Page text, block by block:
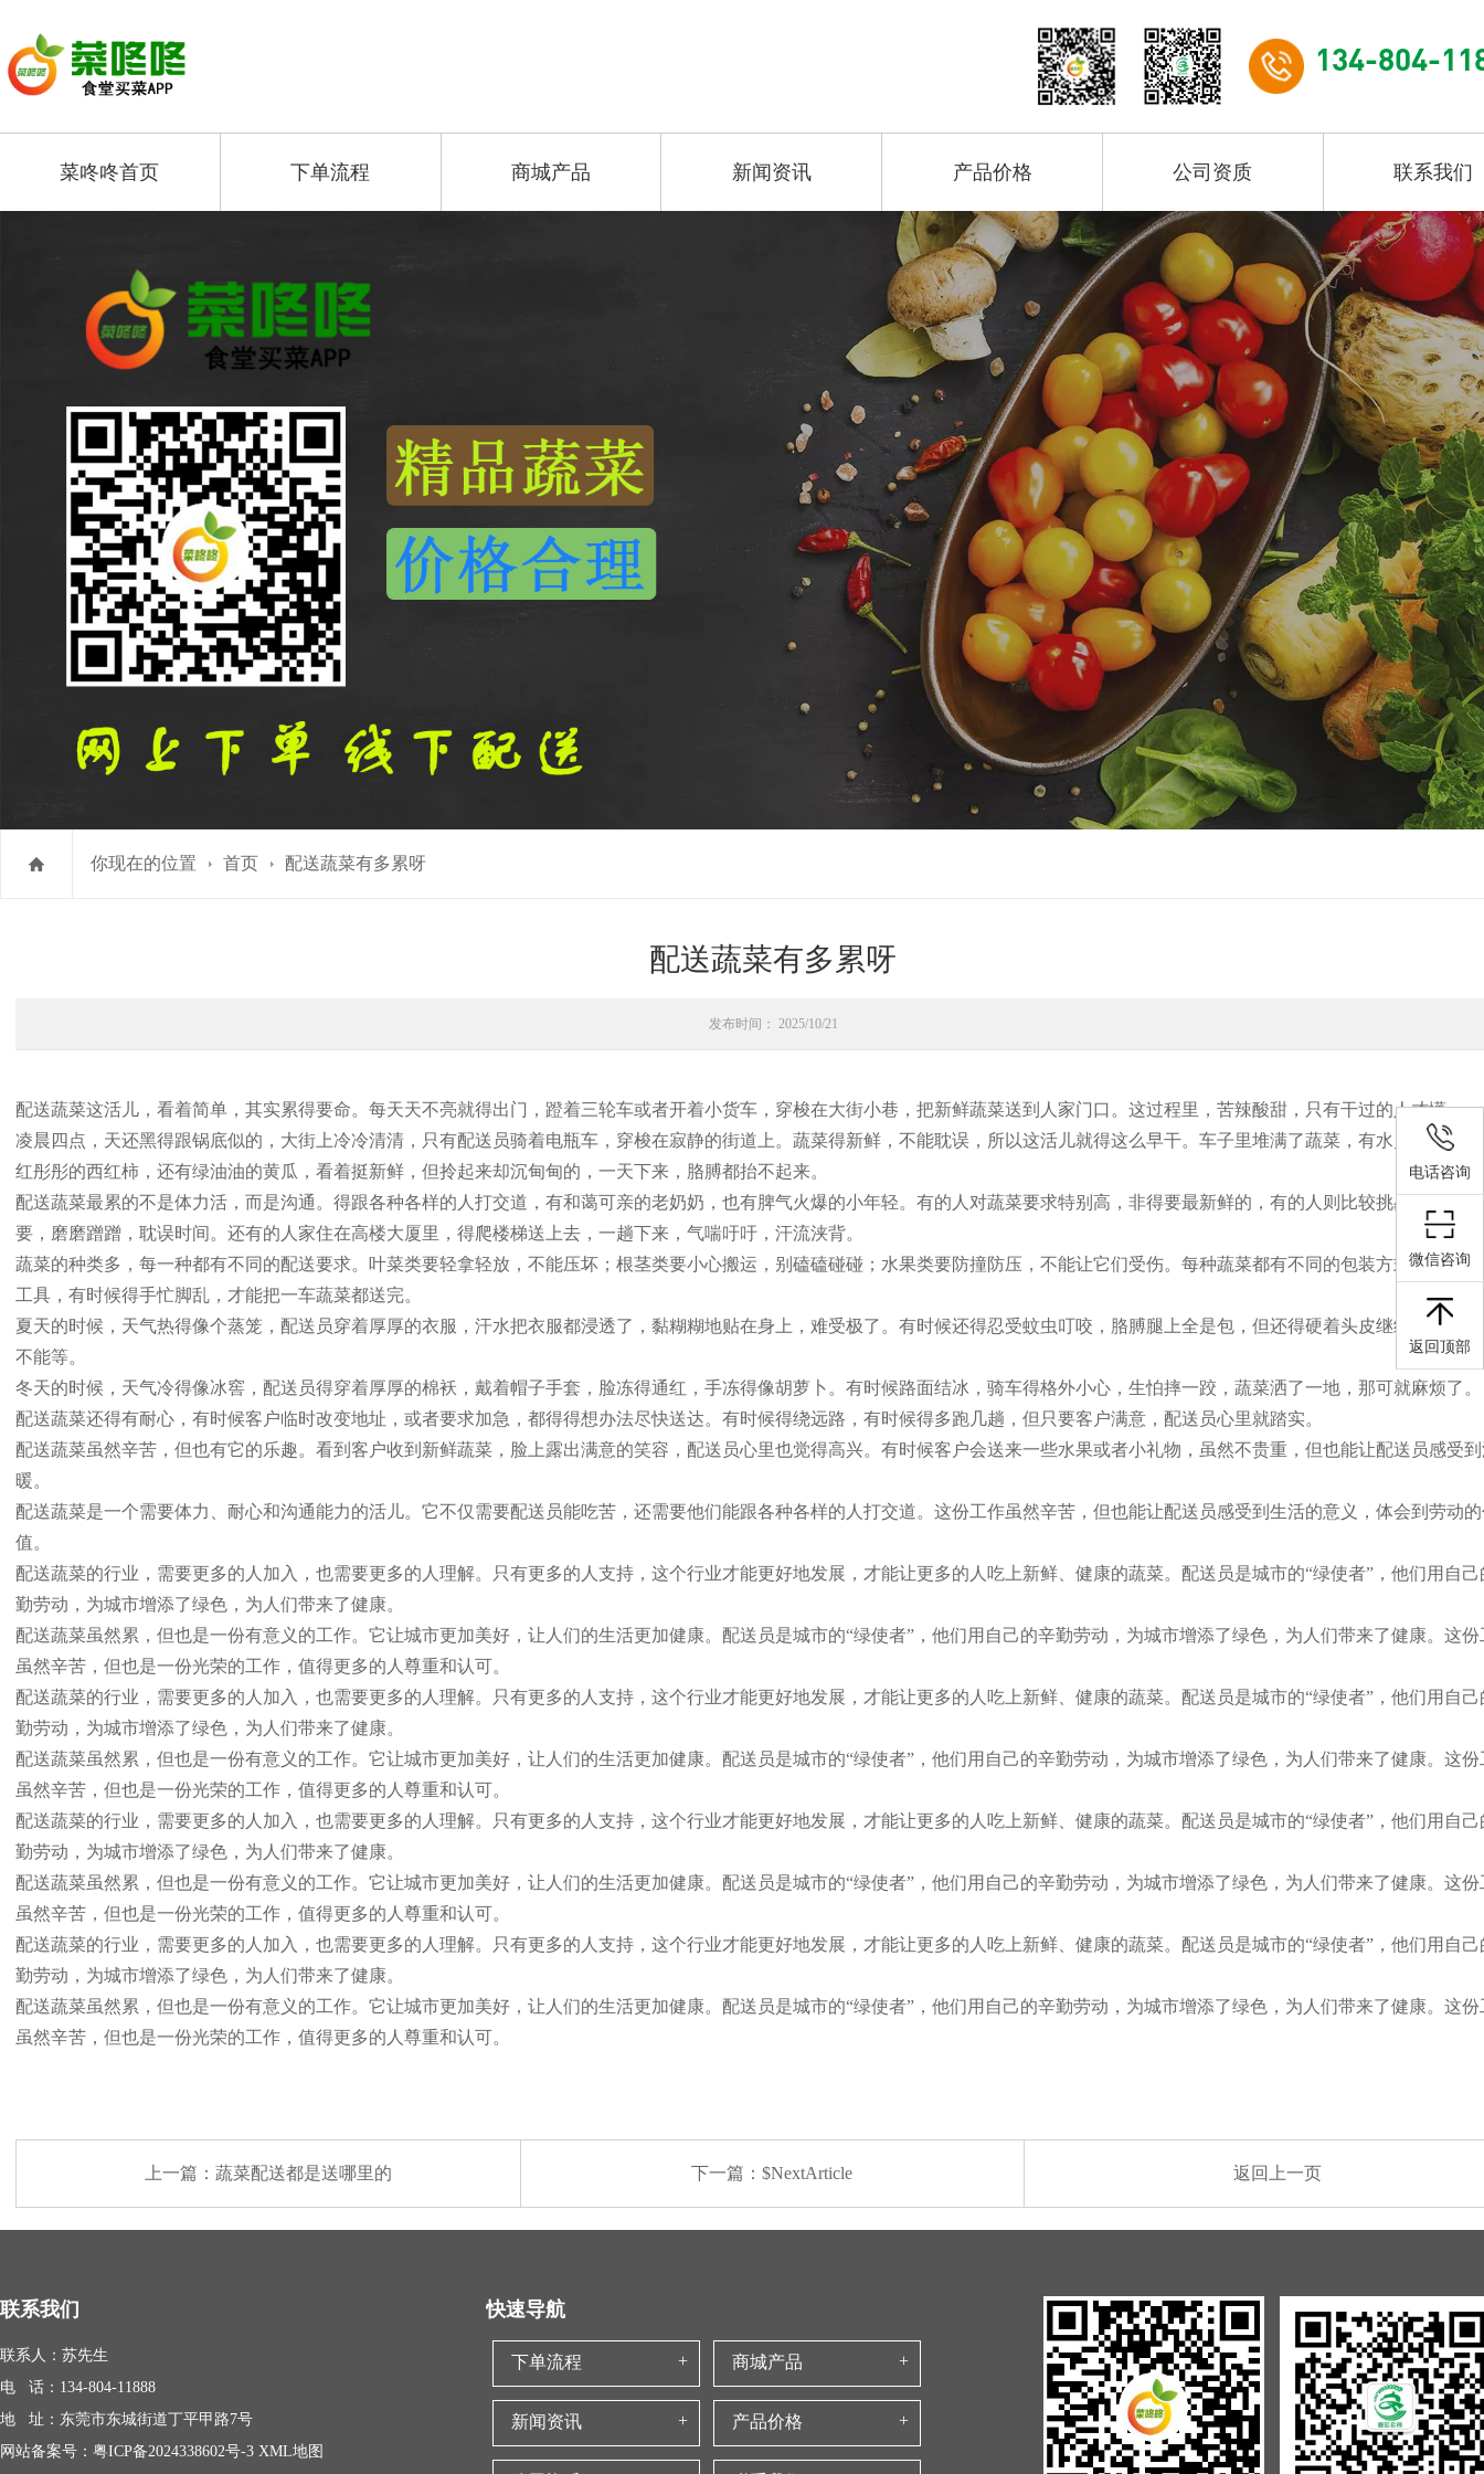
134-804-
菜咚咚首页 下单流程 商城产品 新闻资讯 产品价格 公司资质 联系我们
你现在的位置 首页 配送蔬菜有多累呀
配送蔬菜有多累呀
发布时间： 2025/10/21
配送蔬菜这活儿，看着简单，其实累得要命。每天天不亮就得出门，蹬着三轮车或者开着小货车，穿梭在大街小巷，把新鲜蔬菜送到人家门口。这过程里，苦辣酸甜，只有干过的人才懂。
凌晨四点，天还黑得跟锅底似的，大街上冷冷清清，只有配送员骑着电瓶车，穿梭在寂静的街道上。蔬菜得新鲜，不能耽误，所以这活儿就得这么早干。车子里堆满了蔬菜，有水灵灵的生
红彤彤的西红柿，还有绿油油的黄瓜，看着挺新鲜，但拎起来却沉甸甸的，一天下来，胳膊都抬不起来。
配送蔬菜最累的不是体力活，而是沟通。得跟各种各样的人打交道，有和蔼可亲的老奶奶，也有脾气火爆的小年轻。有的人对蔬菜要求特别高，非得要最新鲜的，有的人则比较挑剔，这不
要，磨磨蹭蹭，耽误时间。还有的人家住在高楼大厦里，得爬楼梯送上去，一趟下来，气喘吁吁，汗流浃背。
蔬菜的种类多，每一种都有不同的配送要求。叶菜类要轻拿轻放，不能压坏；根茎类要小心搬运，别磕磕碰碰；水果类要防撞防压，不能让它们受伤。每种蔬菜都有不同的包装方式，得用
工具，有时候得手忙脚乱，才能把一车蔬菜都送完。
夏天的时候，天气热得像个蒸笼，配送员穿着厚厚的衣服，汗水把衣服都浸透了，黏糊糊地贴在身上，难受极了。有时候还得忍受蚊虫叮咬，胳膊腿上全是包，但还得硬着头皮继续干，因
不能等。
冬天的时候，天气冷得像冰窖，配送员得穿着厚厚的棉袄，戴着帽子手套，脸冻得通红，手冻得像胡萝卜。有时候路面结冰，骑车得格外小心，生怕摔一跤，蔬菜洒了一地，那可就麻烦了。
配送蔬菜还得有耐心，有时候客户临时改变地址，或者要求加急，都得得想办法尽快送达。有时候得绕远路，有时候得多跑几趟，但只要客户满意，配送员心里就踏实。
配送蔬菜虽然辛苦，但也有它的乐趣。看到客户收到新鲜蔬菜，脸上露出满意的笑容，配送员心里也觉得高兴。有时候客户会送来一些水果或者小礼物，虽然不贵重，但也能让配送员感受
暖。
配送蔬菜是一个需要体力、耐心和沟通能力的活儿。它不仅需要配送员能吃苦，还需要他们能跟各种各样的人打交道。这份工作虽然辛苦，但也能让配送员感受到生活的意义，体会到劳动
值。
配送蔬菜的行业，需要更多的人加入，也需要更多的人理解。只有更多的人支持，这个行业才能更好地发展，才能让更多的人吃上新鲜、健康的蔬菜。配送员是城市的“绿使者”，他们用自己
勤劳动，为城市增添了绿色，为人们带来了健康。
配送蔬菜虽然累，但也是一份有意义的工作。它让城市更加美好，让人们的生活更加健康。配送员是城市的“绿使者”，他们用自己的辛勤劳动，为城市增添了绿色，为人们带来了健康。这份
虽然辛苦，但也是一份光荣的工作，值得更多的人尊重和认可。
配送蔬菜的行业，需要更多的人加入，也需要更多的人理解。只有更多的人支持，这个行业才能更好地发展，才能让更多的人吃上新鲜、健康的蔬菜。配送员是城市的“绿使者”，他们用自己
勤劳动，为城市增添了绿色，为人们带来了健康。
配送蔬菜虽然累，但也是一份有意义的工作。它让城市更加美好，让人们的生活更加健康。配送员是城市的“绿使者”，他们用自己的辛勤劳动，为城市增添了绿色，为人们带来了健康。这份
虽然辛苦，但也是一份光荣的工作，值得更多的人尊重和认可。
配送蔬菜的行业，需要更多的人加入，也需要更多的人理解。只有更多的人支持，这个行业才能更好地发展，才能让更多的人吃上新鲜、健康的蔬菜。配送员是城市的“绿使者”，他们用自己
勤劳动，为城市增添了绿色，为人们带来了健康。
配送蔬菜虽然累，但也是一份有意义的工作。它让城市更加美好，让人们的生活更加健康。配送员是城市的“绿使者”，他们用自己的辛勤劳动，为城市增添了绿色，为人们带来了健康。这份
虽然辛苦，但也是一份光荣的工作，值得更多的人尊重和认可。
配送蔬菜的行业，需要更多的人加入，也需要更多的人理解。只有更多的人支持，这个行业才能更好地发展，才能让更多的人吃上新鲜、健康的蔬菜。配送员是城市的“绿使者”，他们用自己
勤劳动，为城市增添了绿色，为人们带来了健康。
配送蔬菜虽然累，但也是一份有意义的工作。它让城市更加美好，让人们的生活更加健康。配送员是城市的“绿使者”，他们用自己的辛勤劳动，为城市增添了绿色，为人们带来了健康。这份
虽然辛苦，但也是一份光荣的工作，值得更多的人尊重和认可。
上一篇： 蔬菜配送都是送哪里的 下一篇：$NextArticle 返回上一页
联系我们
联系人：苏先生
电 话：134-804-11888
地 址：东莞市东城街道丁平甲路7号
网站备案号： 粤ICP备2024338602号-3 XML地图
快速导航
下单流程 商城产品
新闻资讯 产品价格
电话咨询
微信咨询
返回顶部